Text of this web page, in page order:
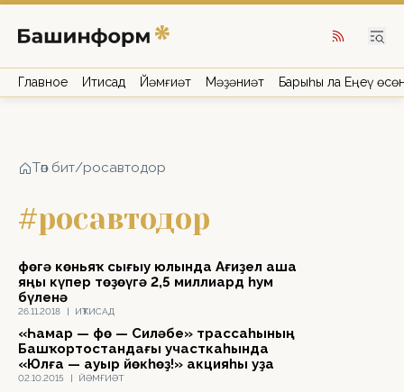
Главное Иҡтисад Йәмғиәт Мәҙәниәт Барыһы ла Еңеү
Төп бит/росавтодор
#росавтодор
26.11.2018 | ИҠТИСАД
Өфөгә көньяҡ сығыу юлында Ағиҙел аша
яңы күпер төҙөүгә 2,5 миллиард һум
бүленә
02.10.2015 | ЙӘМҒИӘТ
«Һамар — Өфө — Силәбе» трассаһының
Башҡортостандағы участкаһында
«Юлға — ауыр йөкһөҙ!» акцияһы уҙа